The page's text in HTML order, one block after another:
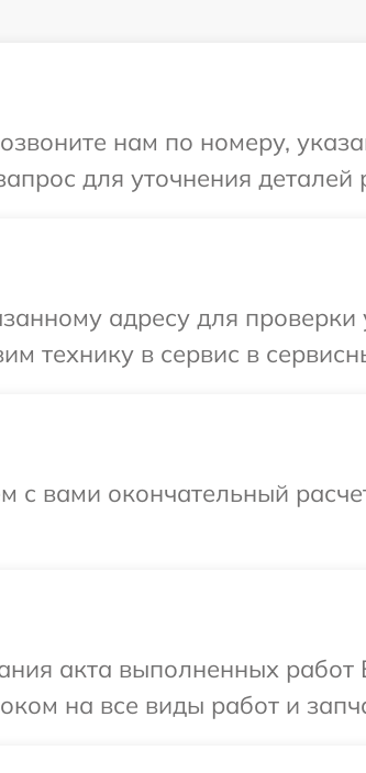
нам по номеру,
для уточнения
адресу для проверки
технику в сервис в
с вами окончательный
акта выполненных
на все виды работ и